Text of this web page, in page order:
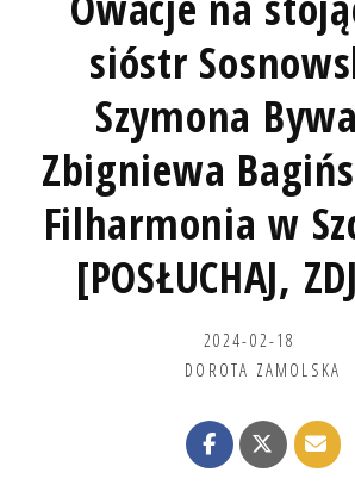
sióstr
Szymona
Zbigniewa
Filharmonia w
[POSŁUCHAJ,
2024-02-18
DOROTA ZAMOLSKA